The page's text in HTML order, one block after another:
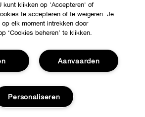
kunt klikken op 'Accepteren' of
te accepteren of te weigeren. Je
elk moment intrekken door
‘Cookies beheren’ te klikken.
Aanvaarden
Personaliseren